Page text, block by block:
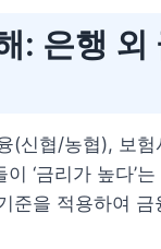
: 은행
(신협/농협), 보
‘금리가 높다’
준을 적용하여